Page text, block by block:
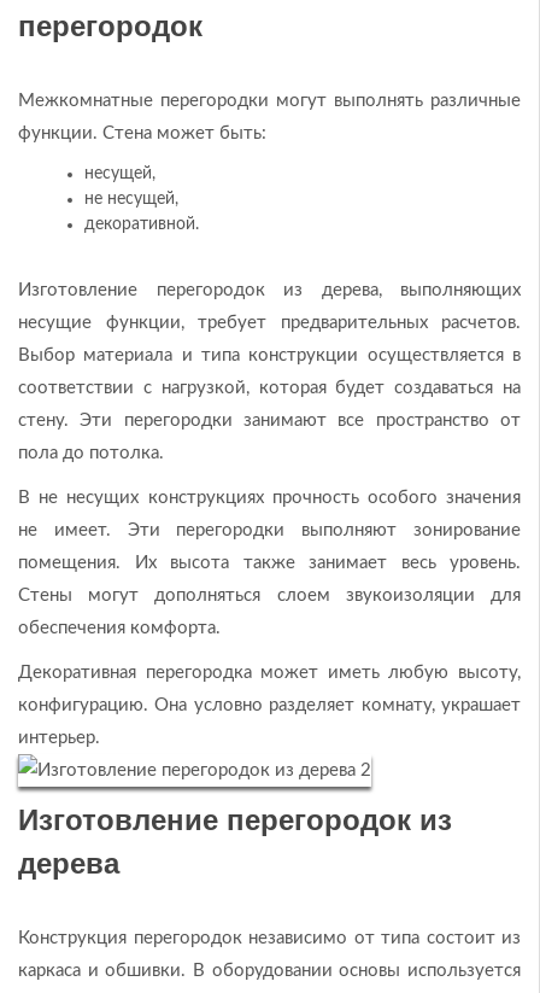
перегородок
Межкомнатные перегородки могут выполнять различные
функции. Стена может быть:
несущей,
не несущей,
декоративной.
Изготовление перегородок из дерева, выполняющих
несущие функции, требует предварительных расчетов.
Выбор материала и типа конструкции осуществляется в
соответствии с нагрузкой, которая будет создаваться на
стену. Эти перегородки занимают все пространство от
пола до потолка.
В не несущих конструкциях прочность особого значения
не имеет. Эти перегородки выполняют зонирование
помещения. Их высота также занимает весь уровень.
Стены могут дополняться слоем звукоизоляции для
обеспечения комфорта.
Декоративная перегородка может иметь любую высоту,
конфигурацию. Она условно разделяет комнату, украшает
интерьер.
Изготовление перегородок из
дерева
Конструкция перегородок независимо от типа состоит из
каркаса и обшивки. В оборудовании основы используется